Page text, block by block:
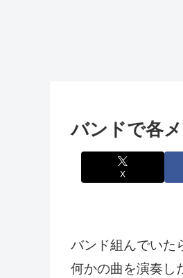
バンドで各
X
バンド組んでいた
何かの曲を演奏し